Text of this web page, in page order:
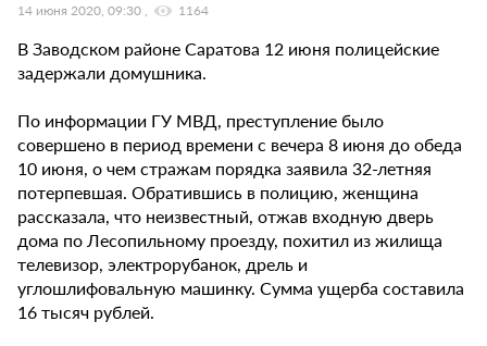
14 июня 2020, 09:30 1164
В Заводском районе Саратова 12 июня полицейские
задержали домушника.
По информации ГУ МВД, преступление было
совершено в период времени с вечера 8 июня до обеда
10 июня, о чем стражам порядка заявила 32-летняя
потерпевшая. Обратившись в полицию, женщина
рассказала, что неизвестный, отжав входную дверь
дома по Лесопильному проезду, похитил из жилища
телевизор, электрорубанок, дрель и
углошлифовальную машинку. Сумма ущерба составила
16 тысяч рублей.